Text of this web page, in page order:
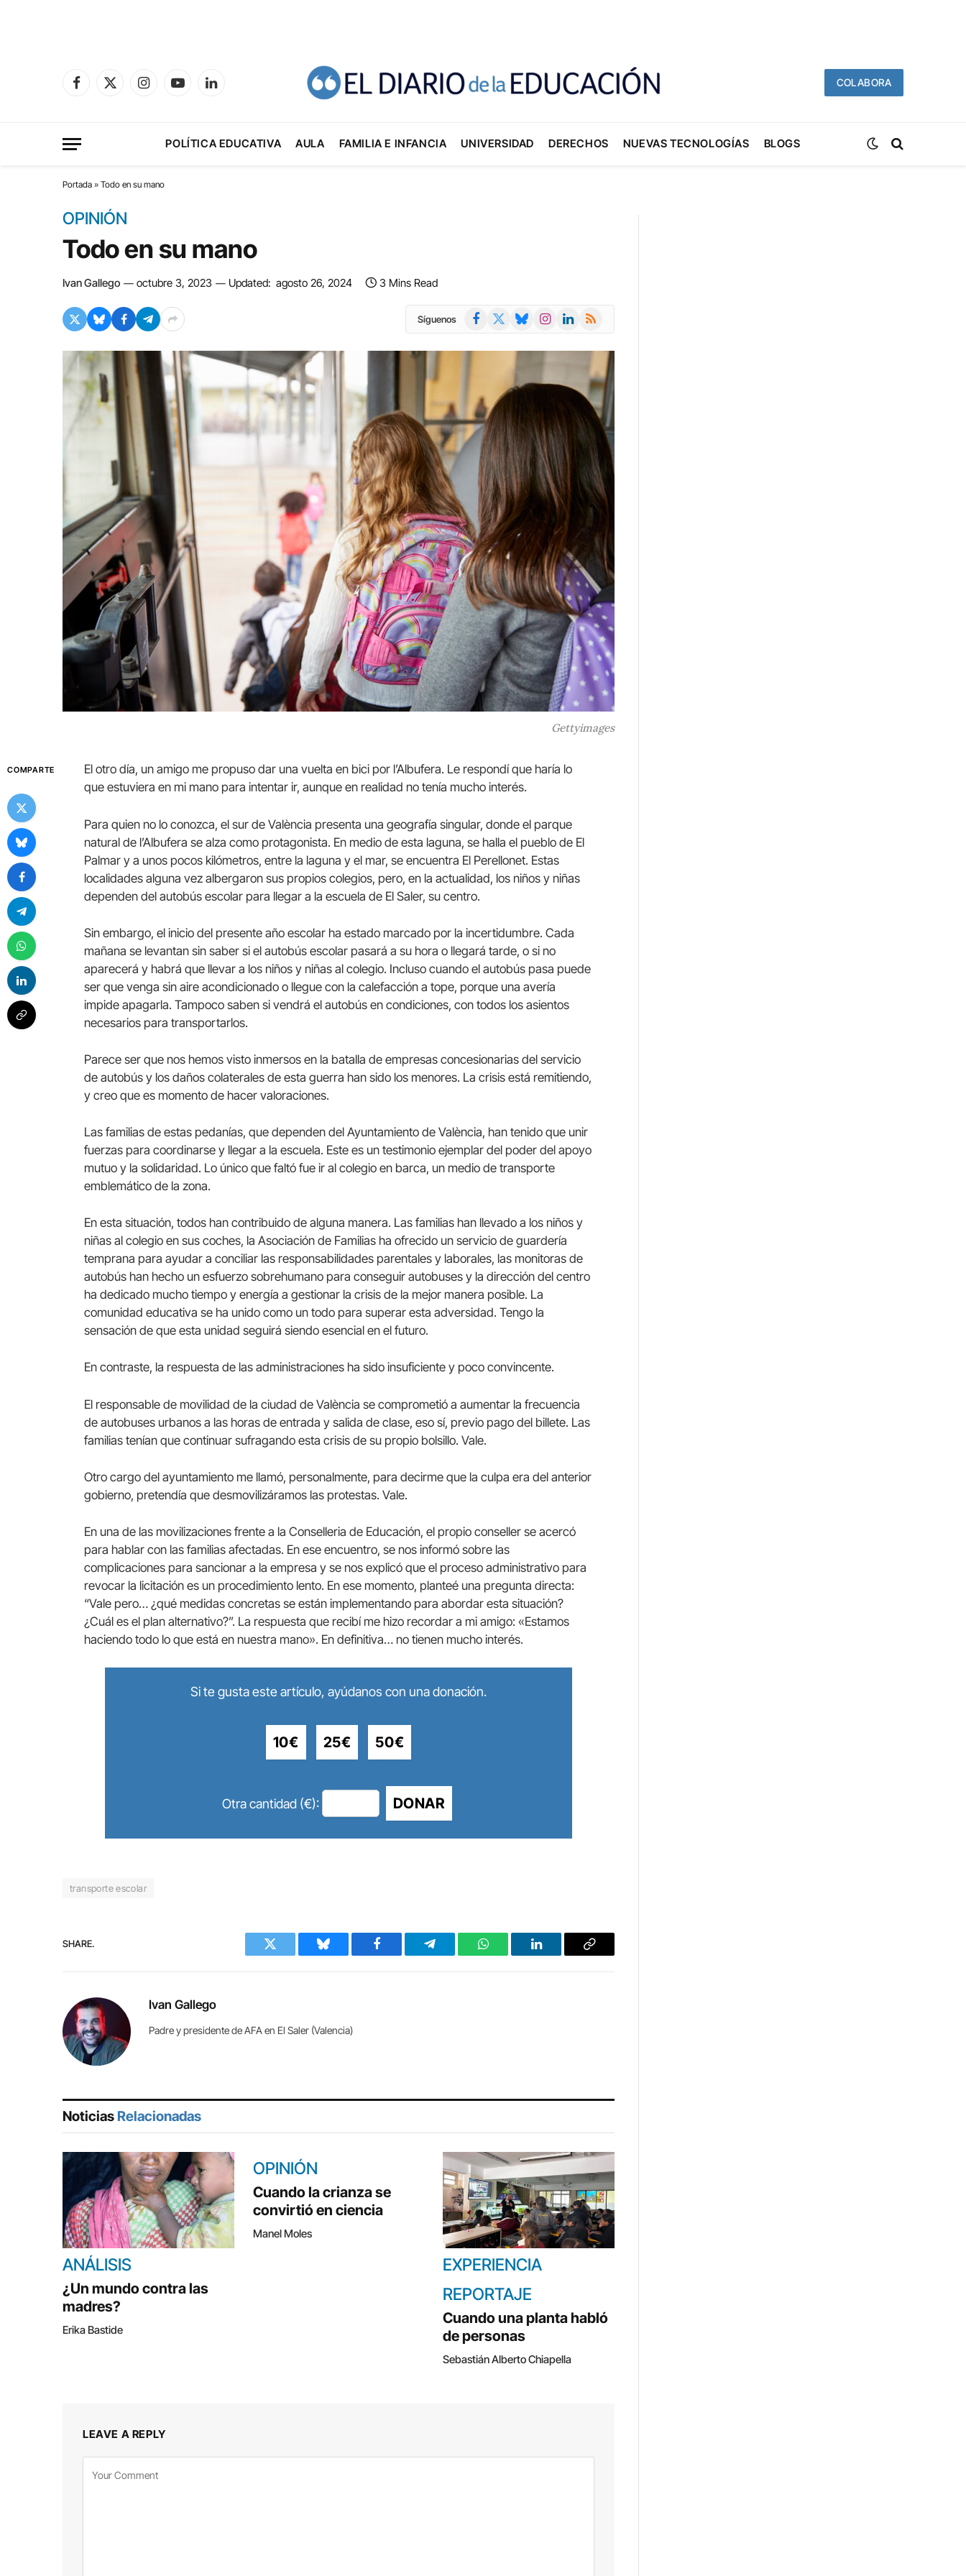
Facebook
X
InstagramYouTubeLinkedIn
COLABORA
POLÍTICA EDUCATIVA AULA FAMILIA E INFANCIA UNIVERSIDAD DERECHOS NUEVAS TECNOLOGÍAS BLOGS
Portada » Todo en su mano
OPINIÓN
Todo en su mano
Ivan Gallego octubre 3, 2023 Updated: agosto 26, 2024 3 Mins Read
Síguenos Facebook BlueskyInstagramLinkedIn
RSS
Gettyimages
COMPARTE
El otro día, un amigo me propuso dar una vuelta en bici por l’Albufera. Le respondí que haría lo
que estuviera en mi mano para intentar ir, aunque en realidad no tenía mucho interés.
Para quien no lo conozca, el sur de València presenta una geografía singular, donde el parque
natural de l’Albufera se alza como protagonista. En medio de esta laguna, se halla el pueblo de El
Palmar y a unos pocos kilómetros, entre la laguna y el mar, se encuentra El Perellonet. Estas
localidades alguna vez albergaron sus propios colegios, pero, en la actualidad, los niños y niñas
dependen del autobús escolar para llegar a la escuela de El Saler, su centro.
Sin embargo, el inicio del presente año escolar ha estado marcado por la incertidumbre. Cada
mañana se levantan sin saber si el autobús escolar pasará a su hora o llegará tarde, o si no
aparecerá y habrá que llevar a los niños y niñas al colegio. Incluso cuando el autobús pasa puede
ser que venga sin aire acondicionado o llegue con la calefacción a tope, porque una avería
impide apagarla. Tampoco saben si vendrá el autobús en condiciones, con todos los asientos
necesarios para transportarlos.
Parece ser que nos hemos visto inmersos en la batalla de empresas concesionarias del servicio
de autobús y los daños colaterales de esta guerra han sido los menores. La crisis está remitiendo,
y creo que es momento de hacer valoraciones.
Las familias de estas pedanías, que dependen del Ayuntamiento de València, han tenido que unir
fuerzas para coordinarse y llegar a la escuela. Este es un testimonio ejemplar del poder del apoyo
mutuo y la solidaridad. Lo único que faltó fue ir al colegio en barca, un medio de transporte
emblemático de la zona.
En esta situación, todos han contribuido de alguna manera. Las familias han llevado a los niños y
niñas al colegio en sus coches, la Asociación de Familias ha ofrecido un servicio de guardería
temprana para ayudar a conciliar las responsabilidades parentales y laborales, las monitoras de
autobús han hecho un esfuerzo sobrehumano para conseguir autobuses y la dirección del centro
ha dedicado mucho tiempo y energía a gestionar la crisis de la mejor manera posible. La
comunidad educativa se ha unido como un todo para superar esta adversidad. Tengo la
sensación de que esta unidad seguirá siendo esencial en el futuro.
En contraste, la respuesta de las administraciones ha sido insuficiente y poco convincente.
El responsable de movilidad de la ciudad de València se comprometió a aumentar la frecuencia
de autobuses urbanos a las horas de entrada y salida de clase, eso sí, previo pago del billete. Las
familias tenían que continuar sufragando esta crisis de su propio bolsillo. Vale.
Otro cargo del ayuntamiento me llamó, personalmente, para decirme que la culpa era del anterior
gobierno, pretendía que desmovilizáramos las protestas. Vale.
En una de las movilizaciones frente a la Conselleria de Educación, el propio conseller se acercó
para hablar con las familias afectadas. En ese encuentro, se nos informó sobre las
complicaciones para sancionar a la empresa y se nos explicó que el proceso administrativo para
revocar la licitación es un procedimiento lento. En ese momento, planteé una pregunta directa:
“Vale pero… ¿qué medidas concretas se están implementando para abordar esta situación?
¿Cuál es el plan alternativo?”. La respuesta que recibí me hizo recordar a mi amigo: «Estamos
haciendo todo lo que está en nuestra mano». En definitiva… no tienen mucho interés.
Si te gusta este artículo, ayúdanos con una donación.
10€ 25€ 50€
Otra cantidad (€): DONAR
transporte escolar
SHARE.
Twitter Bluesky Facebook Telegram WhatsAppLinkedIn Copy
Ivan Gallego
Padre y presidente de AFA en El Saler (Valencia)
Noticias Relacionadas
ANÁLISIS
¿Un mundo contra las
madres?
Erika Bastide
OPINIÓN
Cuando la crianza se
convirtió en ciencia
Manel Moles
EXPERIENCIA
REPORTAJE
Cuando una planta habló
de personas
Sebastián Alberto Chiapella
LEAVE A REPLY